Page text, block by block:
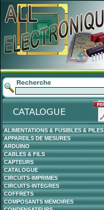
ALIMENTATIONS & FUSIBLES & PILES
APPAREILS DE MESURES
ARDUINO
CABLES & FILS
CAPTEURS
CATALOGUE
CIRCUITS-IMPRIMES
CIRCUITS-INTEGRES
COFFRETS
COMPOSANTS MEMOIRES